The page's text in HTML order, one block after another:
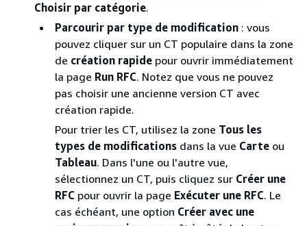
Choisir par catégorie.
Parcourir par type de modification : vous
pouvez cliquer sur un CT populaire dans la zone
de création rapide pour ouvrir immédiatement
la page Run RFC. Notez que vous ne pouvez
pas choisir une ancienne version CT avec
création rapide.
Pour trier les CT, utilisez la zone Tous les
types de modifications dans la vue Carte ou
Tableau. Dans l'une ou l'autre vue,
sélectionnez un CT, puis cliquez sur Créer une
RFC pour ouvrir la page Exécuter une RFC. Le
cas échéant, une option Créer avec une